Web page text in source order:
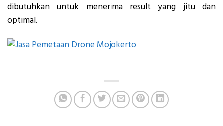
dibutuhkan untuk menerima result yang jitu dan
optimal.